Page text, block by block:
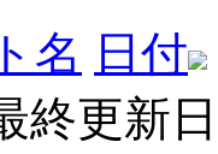
名 日付
終更新